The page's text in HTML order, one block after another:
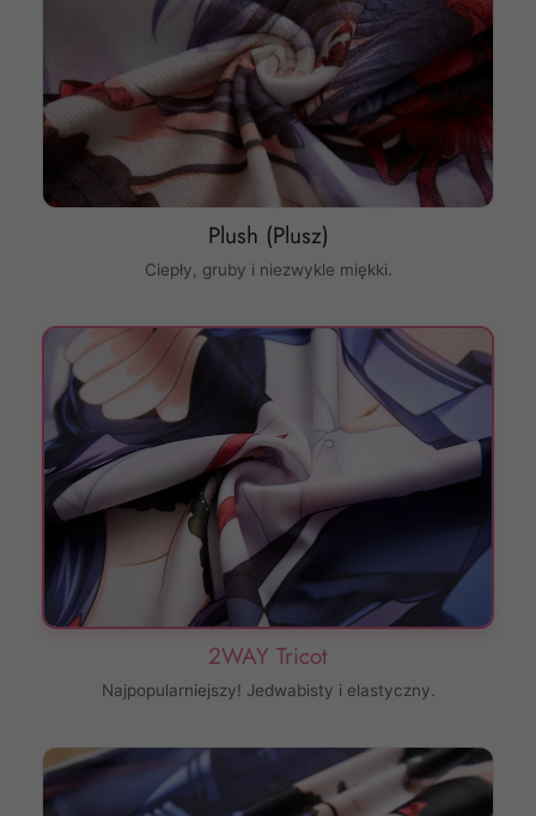
Plush (Plusz)
Ciepły, gruby i niezwykle miękki.
2WAY Tricot
Najpopularniejszy! Jedwabisty i elastyczny.